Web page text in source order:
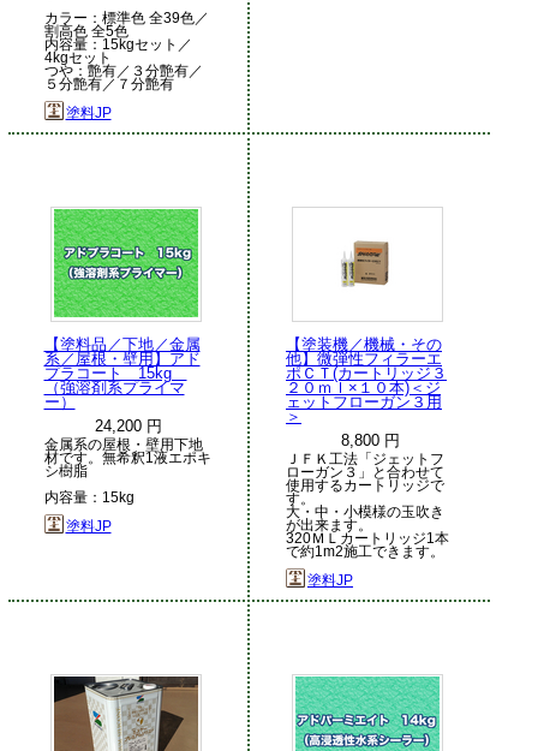
カラー：標準色 全39色／
割高色 全5色
内容量：15kgセット／
4kgセット
つや：艶有／３分艶有／
５分艶有／７分艶有
塗料JP
【塗料品／下地／金属
系／屋根・壁用】アド
プラコート 15kg
（強溶剤系プライマ
ー）
24,200 円
金属系の屋根・壁用下地
材です。無希釈1液エポキ
シ樹脂
内容量：15kg
塗料JP
【塗装機／機械・その
他】微弾性フィラーエ
ポＣＴ(カートリッジ３
２０ｍｌ×１０本)＜ジ
ェットフローガン３用
＞
8,800 円
ＪＦＫ工法「ジェットフ
ローガン３」と合わせて
使用するカートリッジで
す。
大・中・小模様の玉吹き
が出来ます。
320ＭＬカートリッジ1本
で約1m2施工できます。
塗料JP